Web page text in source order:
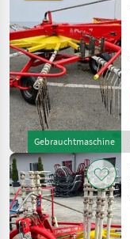
Gebrauchtmaschine